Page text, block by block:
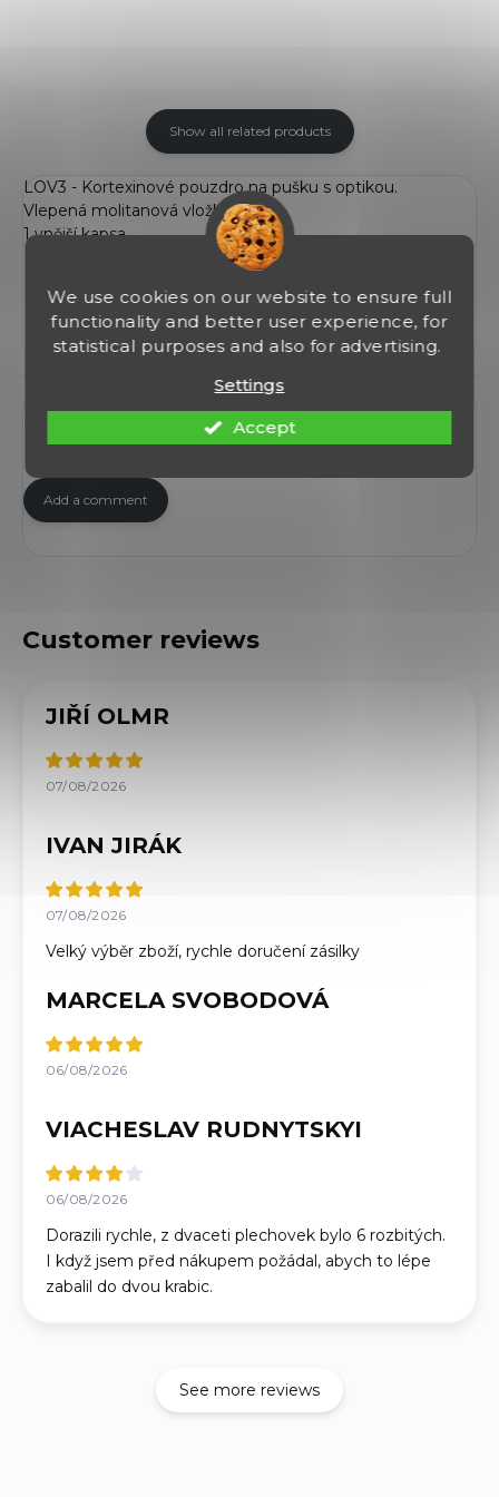
We use cookies on our website to ensure full
functionality and better user experience, for
statistical purposes and also for advertising.
Settings
Accept
Show all related products
LOV3 - Kortexinové pouzdro na pušku s optikou.
Vlepená molitanová vložka 25mm.
1 vnější kapsa
Be the first who will post an article to this item!
Add a comment
JIŘÍ OLMR
07/08/2026
IVAN JIRÁK
07/08/2026
Velký výběr zboží, rychle doručení zásilky
MARCELA SVOBODOVÁ
06/08/2026
VIACHESLAV RUDNYTSKYI
06/08/2026
Dorazili rychle, z dvaceti plechovek bylo 6 rozbitých.
I když jsem před nákupem požádal, abych to lépe
zabalil do dvou krabic.
See more reviews